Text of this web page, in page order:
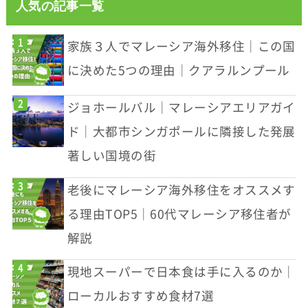
人気の記事一覧
家族３人でマレーシア海外移住｜この国
に決めた5つの理由｜クアラルンプール
ジョホールバル｜マレーシアエリアガイ
ド｜大都市シンガポールに隣接した発展
著しい国境の街
老後にマレーシア海外移住をオススメす
る理由TOP5｜60代マレーシア移住者が
解説
現地スーパーで日本食は手に入るのか｜
ローカルおすすめ食材7選